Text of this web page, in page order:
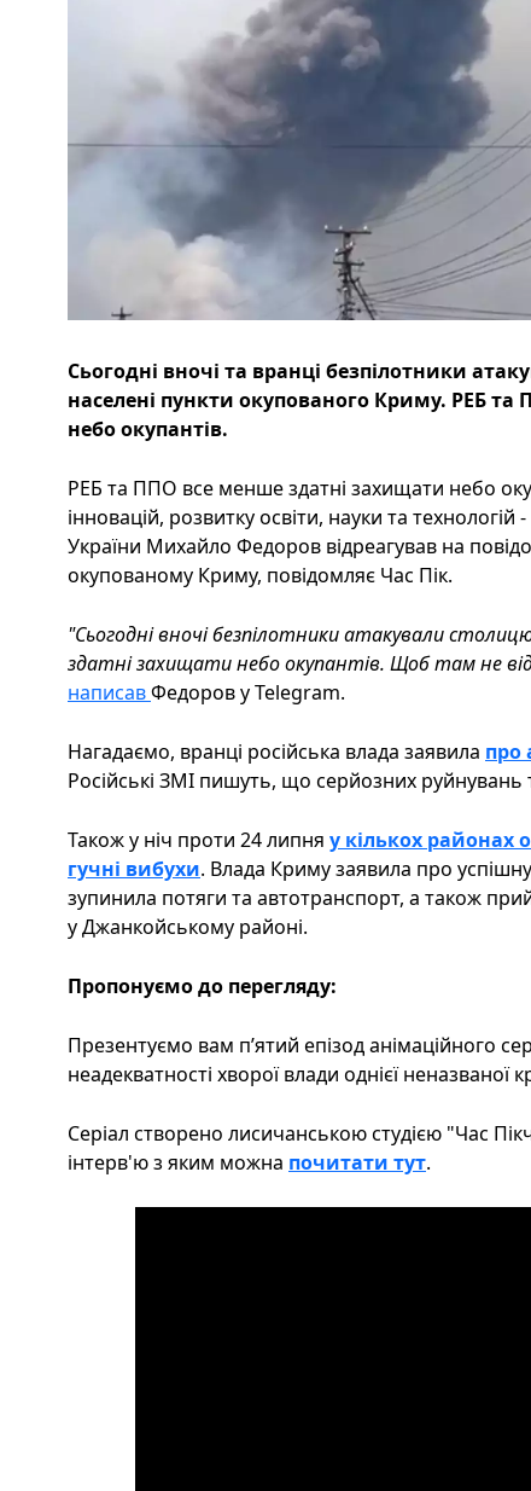
Сьогодні вночі та вранці безпілотники
населені пункти окупованого Криму. РЕБ
небо окупантів.
РЕБ та ППО все менше здатні захищати небо
інновацій, розвитку освіти, науки та
України Михайло Федоров відреагував на
окупованому Криму, повідомляє Час Пік.
"Сьогодні вночі безпілотники атакували
здатні захищати небо окупантів. Щоб там не
написавФедоров у Telegram.
Нагадаємо, вранці російська влада заявила про
Російські ЗМІ пишуть, що серйозних
Також у ніч проти 24 липня у кількох районах
гучні вибухи. Влада Криму заявила про
зупинила потяги та автотранспорт, а також
у Джанкойському районі.
Пропонуємо до перегляду:
Презентуємо вам п’ятий епізод анімаційного
неадекватності хворої влади однієї неназваної
Серіал створено лисичанською студією "Час
інтерв'ю з яким можна почитати тут.